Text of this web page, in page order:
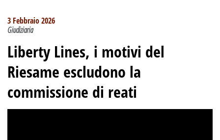
3 Febbraio 2026
Giudiziaria
Liberty Lines, i motivi del
Riesame escludono la
commissione di reati